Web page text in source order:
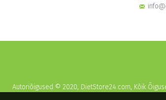
Autoriõigused © 2020, DietStore24.com, Kõik